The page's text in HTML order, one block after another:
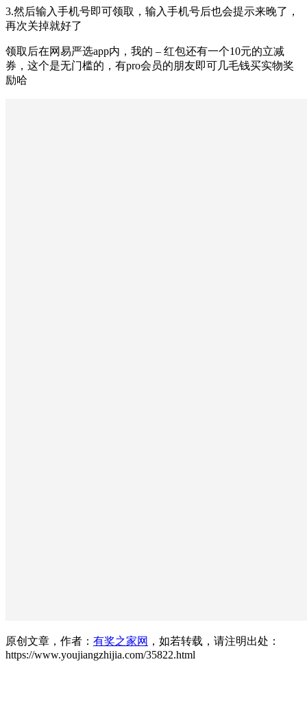
3.然后输入手机号即可领取，输入手机号后也会提示来晚了，
再次关掉就好了
领取后在网易严选app内，我的 – 红包还有一个10元的立减
券，这个是无门槛的，有pro会员的朋友即可几毛钱买实物奖
励哈
原创文章，作者： 有奖之家网 ，如若转载，请注明出处：
https://www.youjiangzhijia.com/35822.html